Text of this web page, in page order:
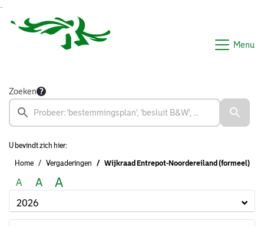
Menu
Zoeken
U bevindt zich hier:
Home Vergaderingen Wijkraad Entrepot-Noordereiland (formeel)
A A A
2026